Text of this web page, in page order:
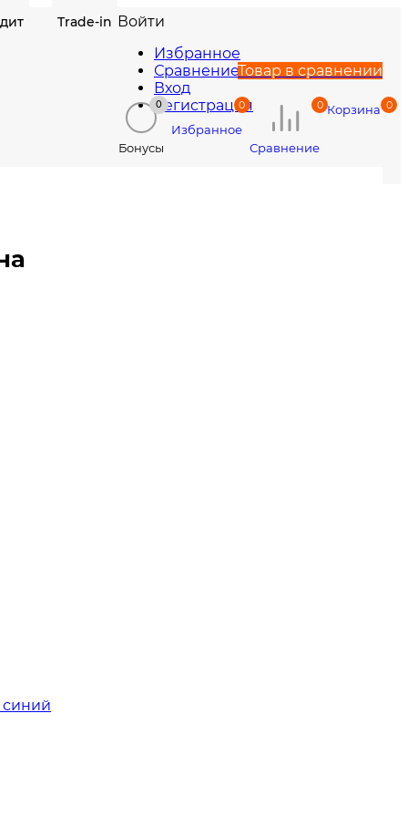
Trade-in Войти
Избранное
СравнениеТовар в сравнении
Вход
Регистрация
0
Бонусы
0
Избранное
0
Сравнение
0
Корзина
синий